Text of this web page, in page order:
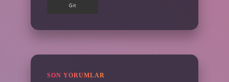
SON YORUMLAR